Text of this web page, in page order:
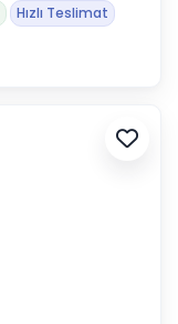
Hızlı Teslimat